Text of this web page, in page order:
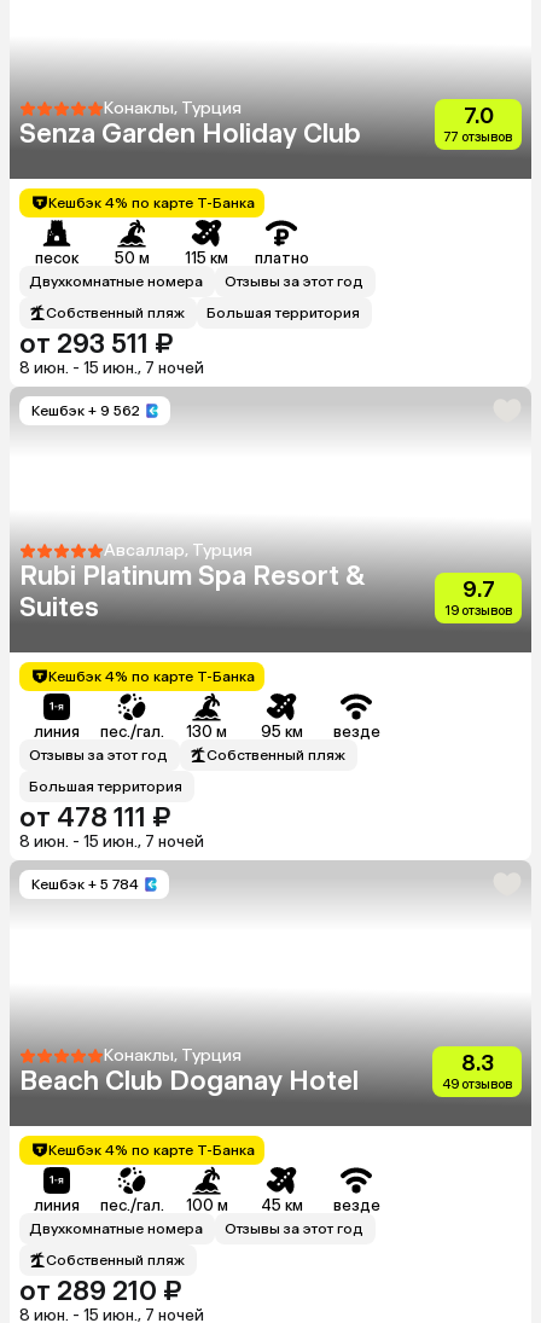
Конаклы, Турция
Senza Garden Holiday Club
7.0
77 отзывов
Кешбэк 4% по карте Т-Банка
песок 50 м 115 км платно
Двухкомнатные номера
Отзывы за этот год
Собственный пляж
Большая территория
от 293 511 ₽
8 июн. - 15 июн., 7 ночей
Кешбэк + 9 562
Авсаллар, Турция
Rubi Platinum Spa Resort &
Suites
9.7
19 отзывов
Кешбэк 4% по карте Т-Банка
линия пес./гал. 130 м 95 км везде
Отзывы за этот год
Собственный пляж
Большая территория
от 478 111 ₽
8 июн. - 15 июн., 7 ночей
Кешбэк + 5 784
Конаклы, Турция
Beach Club Doganay Hotel
8.3
49 отзывов
Кешбэк 4% по карте Т-Банка
линия пес./гал. 100 м 45 км везде
Двухкомнатные номера
Отзывы за этот год
Собственный пляж
от 289 210 ₽
8 июн. - 15 июн., 7 ночей